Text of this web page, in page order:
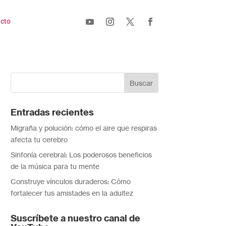
Entradas recientes
Migraña y polución: cómo el aire que respiras
afecta tu cerebro
Sinfonía cerebral: Los poderosos beneficios
de la música para tu mente
Construye vínculos duraderos: Cómo
fortalecer tus amistades en la adultez
Suscríbete a nuestro canal de